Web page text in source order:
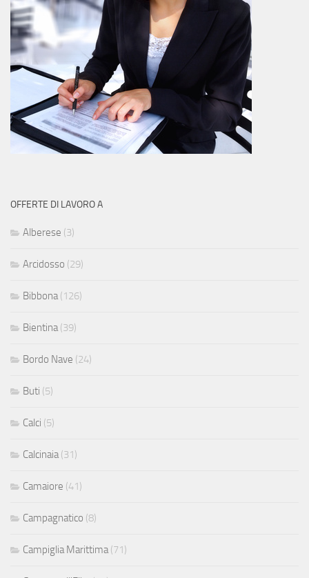
OFFERTE DI LAVORO A
Alberese (3)
Arcidosso (29)
Bibbona (126)
Bientina (39)
Bordo Nave (24)
Buti (5)
Calci (5)
Calcinaia (31)
Camaiore (41)
Campagnatico (8)
Campiglia Marittima (71)